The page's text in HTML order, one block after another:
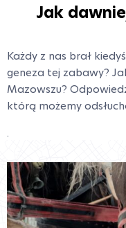
Jak
Każdy z nas brał
geneza tej zabawy?
Mazowszu?
którą możemy
.